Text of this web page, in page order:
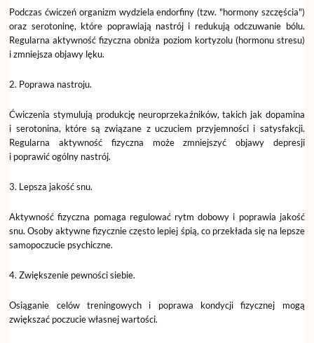
Podczas ćwiczeń organizm wydziela endorfiny (tzw. "hormony szczęścia")
oraz serotoninę, które poprawiają nastrój i redukują odczuwanie bólu.
Regularna aktywność fizyczna obniża poziom kortyzolu (hormonu stresu)
i zmniejsza objawy lęku.
2. Poprawa nastroju.
Ćwiczenia stymulują produkcję neuroprzekaźników, takich jak dopamina
i serotonina, które są związane z uczuciem przyjemności i satysfakcji.
Regularna aktywność fizyczna może zmniejszyć objawy depresji
i poprawić ogólny nastrój.
3. Lepsza jakość snu.
Aktywność fizyczna pomaga regulować rytm dobowy i poprawia jakość
snu. Osoby aktywne fizycznie często lepiej śpią, co przekłada się na lepsze
samopoczucie psychiczne.
4. Zwiększenie pewności siebie.
Osiąganie celów treningowych i poprawa kondycji fizycznej mogą
zwiększać poczucie własnej wartości.